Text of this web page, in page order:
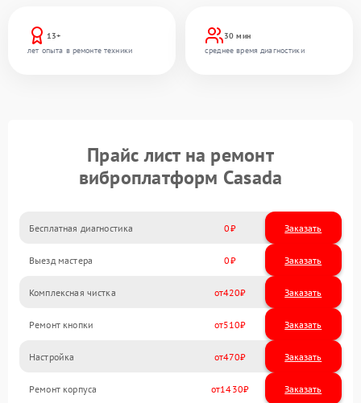
13+
лет опыта в ремонте техники
30 мин
среднее время диагностики
Прайс лист на ремонт
виброплатформ Casada
Бесплатная диагностика 0 Заказать
Выезд мастера 0 Заказать
Комплексная чистка 420
Ремонт кнопки 510
Настройка 470
Ремонт корпуса 1430